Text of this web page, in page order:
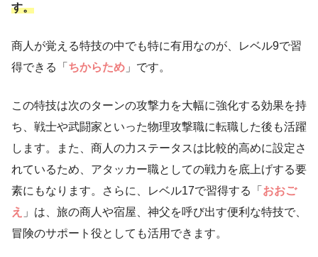
す。
商人が覚える特技の中でも特に有用なのが、レベル9で習
得できる「 ちからため 」です。
この特技は次のターンの攻撃力を大幅に強化する効果を持
ち、戦士や武闘家といった物理攻撃職に転職した後も活躍
します。また、商人の力ステータスは比較的高めに設定さ
れているため、アタッカー職としての戦力を底上げする要
素にもなります。さらに、レベル17で習得する「 おおご
え 」は、旅の商人や宿屋、神父を呼び出す便利な特技で、
冒険のサポート役としても活用できます。